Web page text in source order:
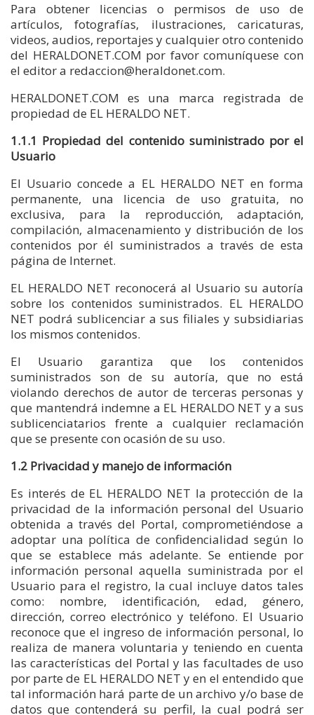
Para obtener licencias o permisos de uso de
artículos, fotografías, ilustraciones, caricaturas,
videos, audios, reportajes y cualquier otro contenido
del HERALDONET.COM por favor comuníquese con
el editor a redaccion@heraldonet.com.
HERALDONET.COM es una marca registrada de
propiedad de EL HERALDO NET.
1.1.1 Propiedad del contenido suministrado por el
Usuario
El Usuario concede a EL HERALDO NET en forma
permanente, una licencia de uso gratuita, no
exclusiva, para la reproducción, adaptación,
compilación, almacenamiento y distribución de los
contenidos por él suministrados a través de esta
página de Internet.
EL HERALDO NET reconocerá al Usuario su autoría
sobre los contenidos suministrados. EL HERALDO
NET podrá sublicenciar a sus filiales y subsidiarias
los mismos contenidos.
El Usuario garantiza que los contenidos
suministrados son de su autoría, que no está
violando derechos de autor de terceras personas y
que mantendrá indemne a EL HERALDO NET y a sus
sublicenciatarios frente a cualquier reclamación
que se presente con ocasión de su uso.
1.2 Privacidad y manejo de información
Es interés de EL HERALDO NET la protección de la
privacidad de la información personal del Usuario
obtenida a través del Portal, comprometiéndose a
adoptar una política de confidencialidad según lo
que se establece más adelante. Se entiende por
información personal aquella suministrada por el
Usuario para el registro, la cual incluye datos tales
como: nombre, identificación, edad, género,
dirección, correo electrónico y teléfono. El Usuario
reconoce que el ingreso de información personal, lo
realiza de manera voluntaria y teniendo en cuenta
las características del Portal y las facultades de uso
por parte de EL HERALDO NET y en el entendido que
tal información hará parte de un archivo y/o base de
datos que contenderá su perfil, la cual podrá ser